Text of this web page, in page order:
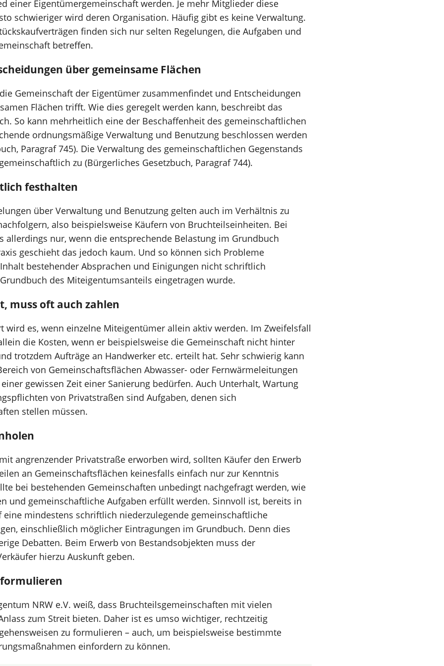
einer Eigentümergemeinschaft werden. Je mehr Mitglieder diese
schwieriger wird deren Organisation. Häufig gibt es keine Verwaltung.
finden sich nur selten Regelungen, die Aufgaben und
betreffen.
über gemeinsame Flächen
Gemeinschaft der Eigentümer zusammenfindet und Entscheidungen
Flächen trifft. Wie dies geregelt werden kann, beschreibt das
So kann mehrheitlich eine der Beschaffenheit des gemeinschaftlichen
ordnungsmäßige Verwaltung und Benutzung beschlossen werden
Paragraf 745). Die Verwaltung des gemeinschaftlichen Gegenstands
zu (Bürgerliches Gesetzbuch, Paragraf 744).
festhalten
über Verwaltung und Benutzung gelten auch im Verhältnis zu
also beispielsweise Käufern von Bruchteilseinheiten. Bei
allerdings nur, wenn die entsprechende Belastung im Grundbuch
geschieht das jedoch kaum. Und so können sich Probleme
bestehender Absprachen und Einigungen nicht schriftlich
des Miteigentumsanteils eingetragen wurde.
muss oft auch zahlen
wird es, wenn einzelne Miteigentümer allein aktiv werden. Im Zweifelsfall
die Kosten, wenn er beispielsweise die Gemeinschaft nicht hinter
trotzdem Aufträge an Handwerker etc. erteilt hat. Sehr schwierig kann
von Gemeinschaftsflächen Abwasser- oder Fernwärmeleitungen
gewissen Zeit einer Sanierung bedürfen. Auch Unterhalt, Wartung
von Privatstraßen sind Aufgaben, denen sich
stellen müssen.
angrenzender Privatstraße erworben wird, sollten Käufer den Erwerb
an Gemeinschaftsflächen keinesfalls einfach nur zur Kenntnis
bei bestehenden Gemeinschaften unbedingt nachgefragt werden, wie
und gemeinschaftliche Aufgaben erfüllt werden. Sinnvoll ist, bereits in
eine mindestens schriftlich niederzulegende gemeinschaftliche
einschließlich möglicher Eintragungen im Grundbuch. Denn dies
Debatten. Beim Erwerb von Bestandsobjekten muss der
hierzu Auskunft geben.
NRW e.V. weiß, dass Bruchteilsgemeinschaften mit vielen
zum Streit bieten. Daher ist es umso wichtiger, rechtzeitig
zu formulieren – auch, um beispielsweise bestimmte
einfordern zu können.